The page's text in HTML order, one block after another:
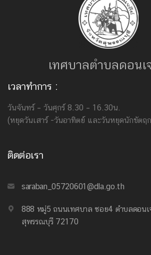
เทศบาลตำบลดอนเ
เวลาทำการ :
วันจันทร์ – วันศุกร์ 8.30 – 16.30น.
(หยุดวันเสาร์ -วันอาทิตย์ และวันหยุดนักขัตฤ
ติดต่อเรา
saraban_05720601@dla.go.th
888 หมู่5 ถนนเทศบาล ซอย4 ตำบลดอนเ
สุพรรณบุรี 72170